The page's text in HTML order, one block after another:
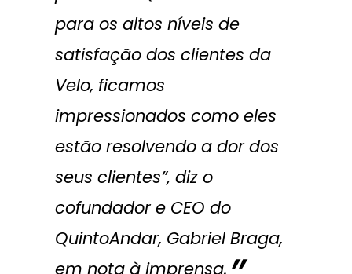
para os altos níveis de
satisfação dos clientes da
Velo, ficamos
impressionados como eles
estão resolvendo a dor dos
seus clientes”, diz o
cofundador e CEO do
QuintoAndar, Gabriel Braga,
em nota à imprensa.